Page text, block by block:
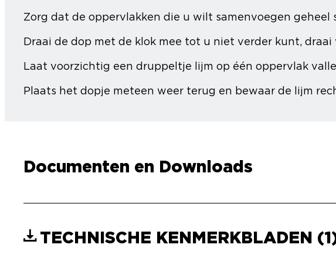
Zorg dat de oppervlakken die u wilt samenvoegen geheel
Draai de dop met de klok mee tot u niet verder kunt,
Laat voorzichtig een druppeltje lijm op één oppervlak
Plaats het dopje meteen weer terug en bewaar de lijm
Documenten en Downloads
TECHNISCHE KENMERKBLADEN